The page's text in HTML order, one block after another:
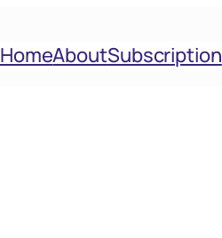
HomeAboutSubscription